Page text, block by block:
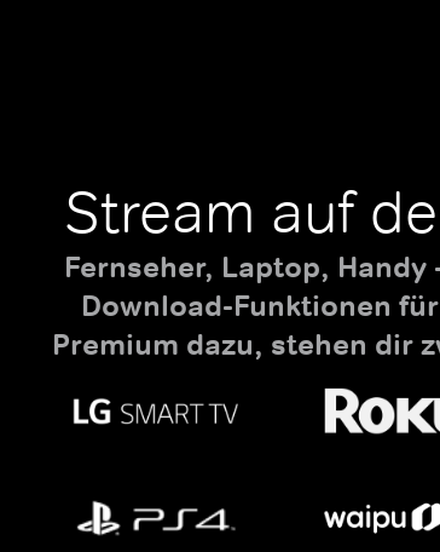
Stream auf
Fernseher, Laptop,
Download-Funktionen
Premium dazu, stehen dir